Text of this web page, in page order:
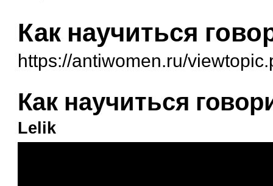
Как научиться
https://antiwomen.ru/
Как научиться
Lelik